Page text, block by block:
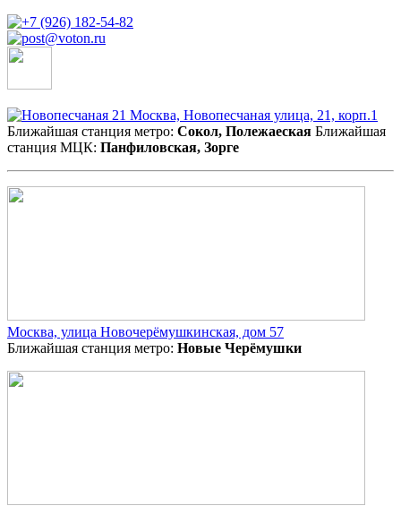
Москва, Новопесчаная улица, 21, корп.1
Ближайшая станция метро: Сокол, Полежаеская Ближайшая
станция МЦК: Панфиловская, Зорге
Москва, улица Новочерёмушкинская, дом 57
Ближайшая станция метро: Новые Черёмушки